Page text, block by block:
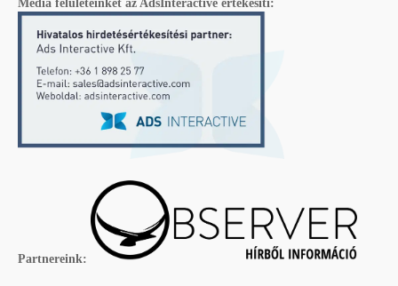
Média felületeinket az AdsInteractive értékesíti:
Partnereink: